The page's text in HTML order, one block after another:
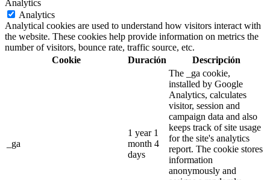
Analytics
Analytics
Analytical cookies are used to understand how visitors interact with
the website. These cookies help provide information on metrics the
number of visitors, bounce rate, traffic source, etc.
Cookie
Duración Descripción
_ga
1 year 1
month 4
days
The _ga cookie,
installed by Google
Analytics, calculates
visitor, session and
campaign data and also
keeps track of site usage
for the site's analytics
report. The cookie stores
information
anonymously and